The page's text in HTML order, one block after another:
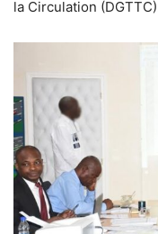
la Circulation